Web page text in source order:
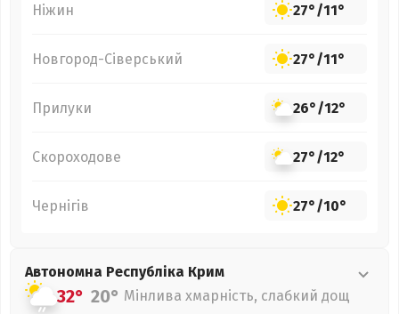
Ніжин 27°/11°
Новгород-Сіверський 27°/11°
Прилуки 26°/12°
Скороходове 27°/12°
Чернігів 27°/10°
Автономна Республіка Крим
32° 20° Мінлива хмарність, слабкий дощ